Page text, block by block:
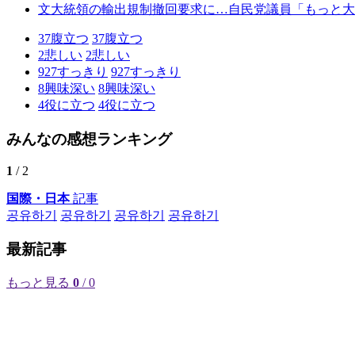
文大統領の輸出規制撤回要求に…自民党議員「もっと大
37腹立つ 37腹立つ
2悲しい 2悲しい
927すっきり 927すっきり
8興味深い 8興味深い
4役に立つ 4役に立つ
みんなの感想ランキング
1 / 2
国際・日本記事
공유하기
공유하기 공유하기 공유하기
最新記事
もっと見る 0 / 0